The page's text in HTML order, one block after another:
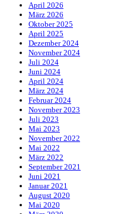
April 2026
März 2026
Oktober 2025
April 2025
Dezember 2024
November 2024
Juli 2024
Juni 2024
April 2024
März 2024
Februar 2024
November 2023
Juli 2023
Mai 2023
November 2022
Mai 2022
März 2022
September 2021
Juni 2021
Januar 2021
August 2020
Mai 2020